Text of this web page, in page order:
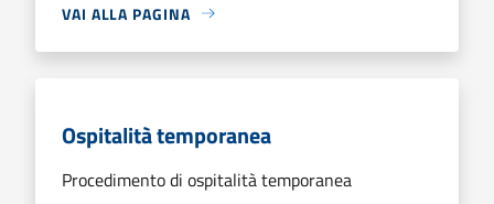
VAI ALLA PAGINA
Ospitalità temporanea
Procedimento di ospitalità temporanea